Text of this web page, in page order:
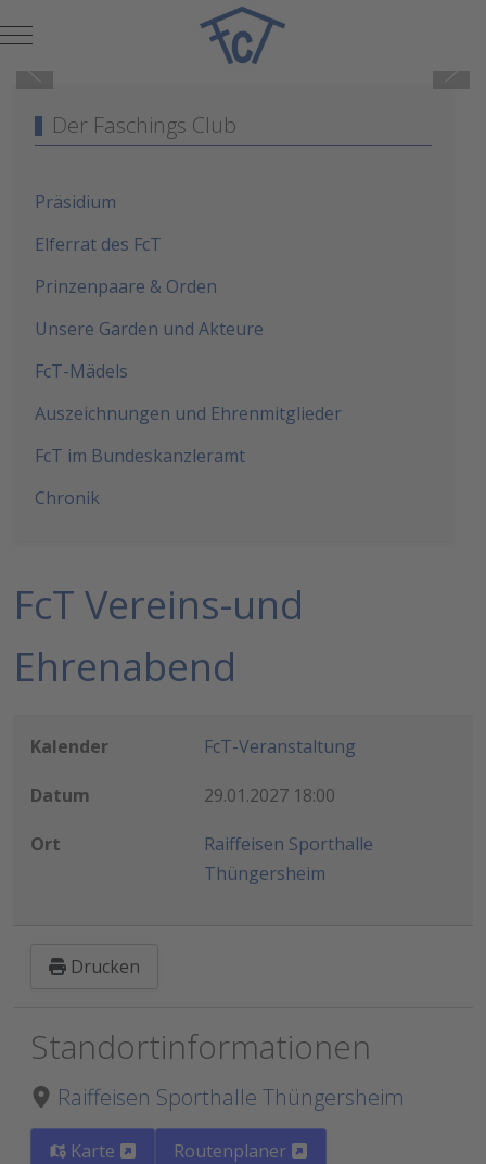
Mobile Menu Toggle
Der Faschings Club
Präsidium
Elferrat des FcT
Prinzenpaare & Orden
Unsere Garden und Akteure
FcT-Mädels
Auszeichnungen und Ehrenmitglieder
FcT im Bundeskanzleramt
Chronik
FcT Vereins-und
Ehrenabend
Kalender FcT-Veranstaltung
Datum 29.01.2027 18:00
Ort
Raiffeisen Sporthalle
Thüngersheim
Drucken
Standortinformationen
Raiffeisen Sporthalle Thüngersheim
Karte Routenplaner